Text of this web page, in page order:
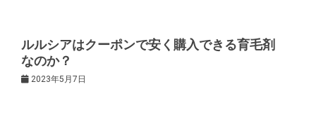
ルルシアはクーポンで安く購入できる育毛剤
なのか？
2023年5月7日